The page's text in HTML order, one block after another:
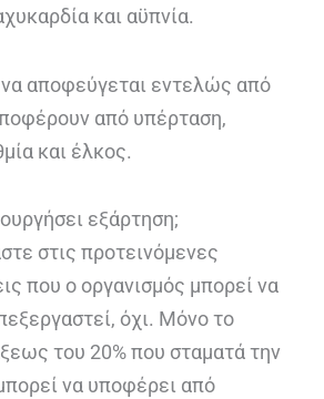
και αϋπνία.
αποφεύγεται εντελώς από
από υπέρταση,
και έλκος.
εξάρτηση;
στις προτεινόμενες
που ο οργανισμός μπορεί να
όχι. Μόνο το
του 20% που σταματά την
να υποφέρει από